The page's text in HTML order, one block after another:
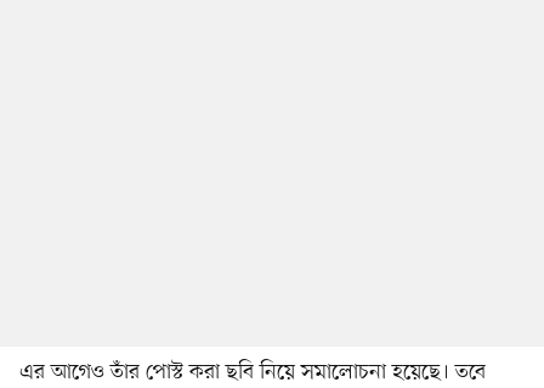
এর আগেও তাঁর পোস্ট করা ছবি নিয়ে সমালোচনা হয়েছে। তবে